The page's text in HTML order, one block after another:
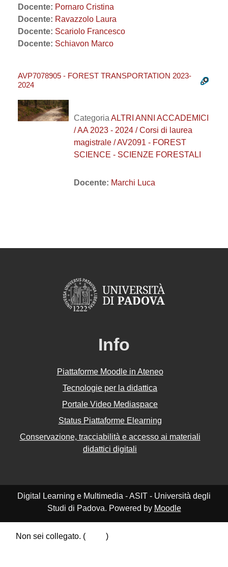
Docente: Pornaro Cristina
Docente: Ravazzolo Laura
Docente: Scariolo Francesco
Docente: Schiavon Marco
AVP7078905 - FOREST TRANSPORTATION 2023-
2024
Categoria ALTRI ANNI ACCADEMICI
/ AA 2023 - 2024 / Corsi di laurea
magistrale / AV2091 - FOREST
SCIENCE - SCIENZE FORESTALI
Docente: Marchi Luca
Info
Piattaforme Moodle in Ateneo
Tecnologie per la didattica
Portale Video Mediaspace
Status Piattaforme Elearning
Conservazione, tracciabilità e accesso ai materiali
didattici digitali
Digital Learning e Multimedia - ASIT - Università degli
Studi di Padova. Powered by Moodle
Non sei collegato. (
)